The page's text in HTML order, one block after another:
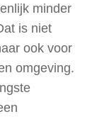
minder
is niet
ook voor
omgeving.